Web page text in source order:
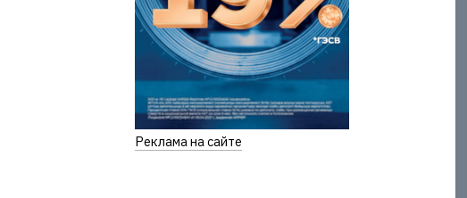
Реклама на сайте